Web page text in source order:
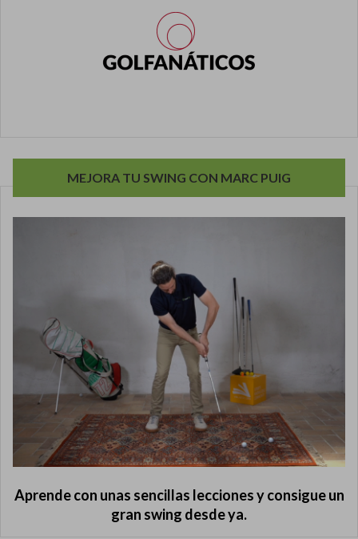
MEJORA TU SWING CON MARC PUIG
Aprende con unas sencillas lecciones y consigue un
gran swing desde ya.